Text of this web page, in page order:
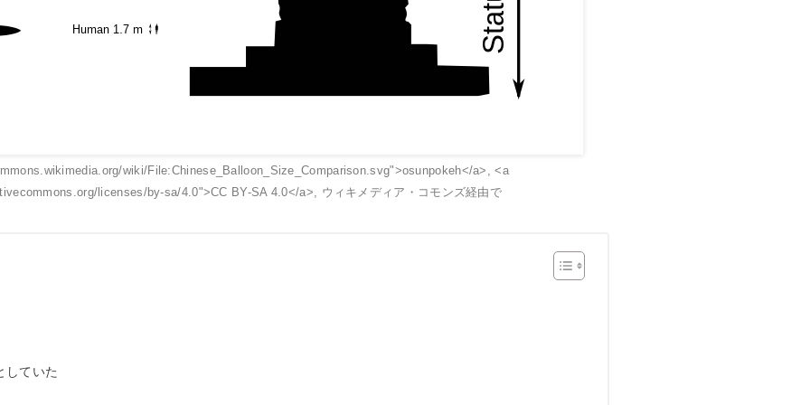
wiki/File:Chinese_Balloon_Size_Comparison.svg">osunpokeh</a>, <a
licenses/by-sa/4.0">CC BY-SA 4.0</a>, ウィキメディア・コモンズ経由で
していた